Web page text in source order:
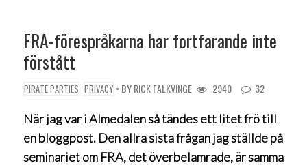
FRA-förespråkarna har fortfarande inte
förstått
PIRATE PARTIES PRIVACY • BYRICK FALKVINGE 2940 32
När jag var i Almedalen så tändes ett litet frö till
en bloggpost. Den allra sista frågan jag ställde på
seminariet om FRA, det överbelamrade, är samma